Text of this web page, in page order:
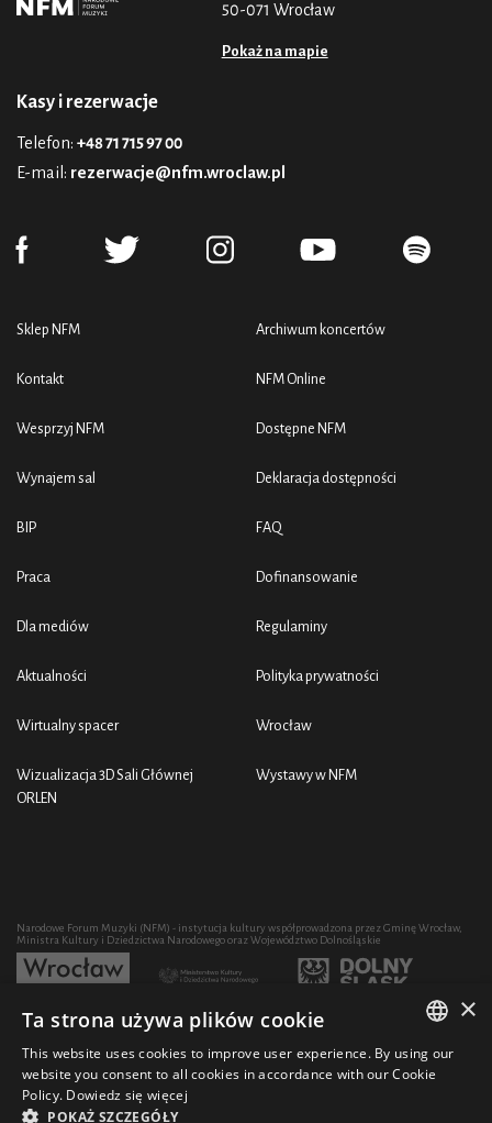
50-071 Wrocław
Pokaż na mapie
Kasy i rezerwacje
Telefon: +48 71 715 97 00
E-mail: rezerwacje@nfm.wroclaw.pl
Sklep NFM
Kontakt
Wesprzyj NFM
Wynajem sal
BIP
Praca
Dla mediów
Aktualności
Wirtualny spacer
Wizualizacja 3D Sali Głównej
ORLEN
Archiwum koncertów
NFM Online
Dostępne NFM
Deklaracja dostępności
FAQ
Dofinansowanie
Regulaminy
Polityka prywatności
Wrocław
Wystawy w NFM
Narodowe Forum Muzyki (NFM) - instytucja kultury współprowadzona przez Gminę Wrocław,
Ministra Kultury i Dziedzictwa Narodowego oraz Województwo Dolnośląskie
Rozwój działalności artystycznej i edukacyjnej NFM poprzez zakup sprzętu współfinansowany
POLISH
×
Ta strona używa plików cookie
This website uses cookies to improve user experience. By using our
website you consent to all cookies in accordance with our Cookie
Policy. Dowiedz się więcej
POKAŻ SZCZEGÓŁY